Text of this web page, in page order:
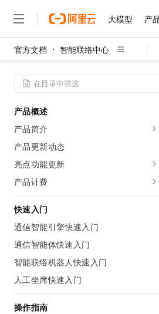
大模型 产
官方文档 智能联络中心
产品概述
产品简介
产品更新动态
亮点功能更新
产品计费
快速入门
通信智能引擎快速入门
通信智能体快速入门
智能联络机器人快速入门
人工坐席快速入门
操作指南
大模型
产品
精选产品
计算
容器
存储
网络与CDN
安全
解决方案
精选解决方案
互联网应用开发
大数据
现代化应用
安全
网络
权益
定价
云市场
伙伴
服务
了解阿里云